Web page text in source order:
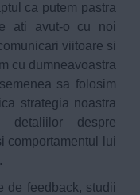
ca putem pastra
ati avut-o cu noi
viitoare si
cu dumneavoastra
sa folosim
strategia noastra
detaliilor despre
comportamentul lui
feedback, studii